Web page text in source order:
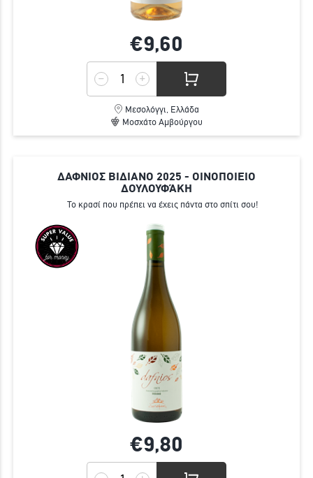
€9,60
Μεσολόγγι, Ελλάδα
Μοσχάτο Αμβούργου
ΔΑΦΝΙΟΣ ΒΙΔΙΑΝΟ 2025 - ΟΙΝΟΠΟΙΕΙΟ
ΔΟΥΛΟΥΦΆΚΗ
Το κρασί που πρέπει να έχεις πάντα στο σπίτι σου!
€9,80